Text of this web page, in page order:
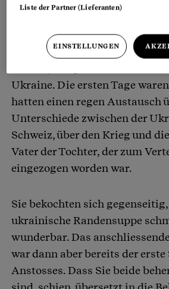
Und so beherbergen Sie nun
Ukraine. Die ersten Tage
hatten einen regen Austausch
Unterschiede zwischen der
Schweiz, über den Krieg und
Vater der Tochter, der zum
eingezogen worden war.
Sie bekochten sich
ukrainische Randensuppe
wunderbar. Das
war dann aber bereits der erste
Anstosses. Dass Sie beide
Liste der Partner (Lieferanten)
EINSTELLUNGEN